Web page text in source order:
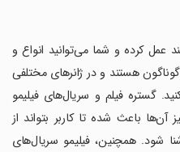
عمل کرده و شما می‌توانید انواع و
هستند و در ژانرهای مختلفی
گستره فیلم و سریال‌های فیلیمو
آن‌ها باعث شده تا کاربر بتواند از
شود. همچنین، فیلیمو سریال‌های